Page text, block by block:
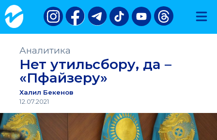
Аналитика
Нет утильсбору, да –
«Пфайзеру»
Халил Бекенов
12.07.2021